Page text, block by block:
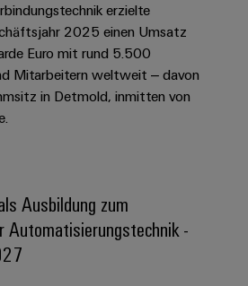
erzielte
2025 einen Umsatz
Euro mit rund 5.500
Mitarbeitern weltweit – davon
in Detmold, inmitten von
Ausbildung zum
-